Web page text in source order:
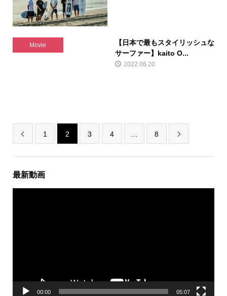
Movie
【日本で最もスタイリッシュな
サーファー】kaito O...
2022.06.20
 1 2 3 4 8 
最新動画
00:00 05:07